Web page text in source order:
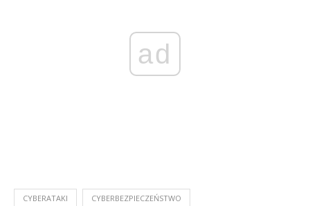
ad
CYBERATAKI CYBERBEZPIECZEŃSTWO